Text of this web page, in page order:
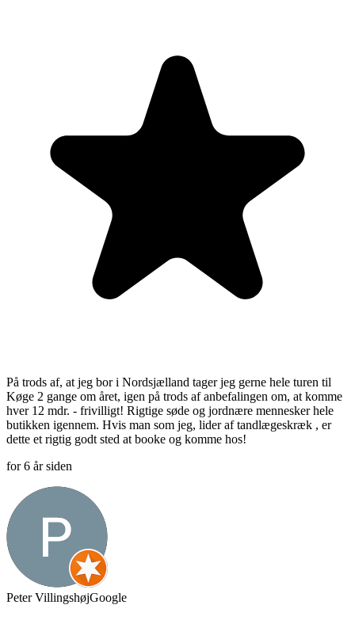
På trods af, at jeg bor i Nordsjælland tager jeg gerne hele turen til
Køge 2 gange om året, igen på trods af anbefalingen om, at komme
hver 12 mdr. - frivilligt! Rigtige søde og jordnære mennesker hele
butikken igennem. Hvis man som jeg, lider af tandlægeskræk , er
dette et rigtig godt sted at booke og komme hos!
for 6 år siden
Peter VillingshøjGoogle